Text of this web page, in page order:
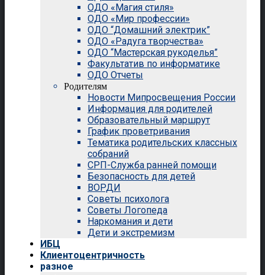
ОДО «Магия стиля»
ОДО «Мир профессии»
ОДО “Домашний электрик”
ОДО «Радуга творчества»
ОДО “Мастерская рукоделья”
Факультатив по информатике
ОДО Отчеты
Родителям
Новости Мипросвещения России
Информация для родителей
Образовательный маршрут
График проветривания
Тематика родительских классных
собраний
СРП-Служба ранней помощи
Безопасность для детей
ВОРДИ
Советы психолога
Советы Логопеда
Наркомания и дети
Дети и экстремизм
ИБЦ
Клиентоцентричность
разное